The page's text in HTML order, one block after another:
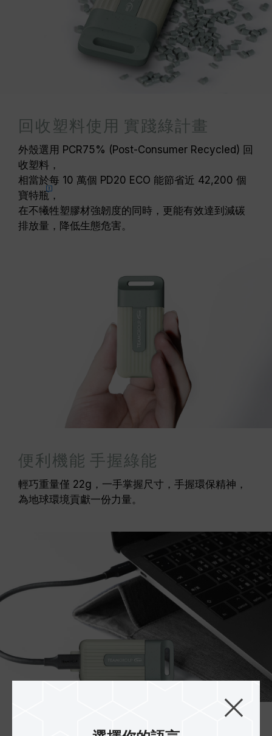
回收塑料使用 實踐綠計畫
外殼選用 PCR75% (Post-Consumer Recycled) 回
收塑料，
相當於每 10 萬個 PD20 ECO 能節省近 42,200 個
寶特瓶，
在不犧牲塑膠材強韌度的同時，更能有效達到減碳
排放量，降低生態危害。
便利機能 手握綠能
輕巧重量僅 22g，一手掌握尺寸，手握環保精神，
為地球環境貢獻一份力量。